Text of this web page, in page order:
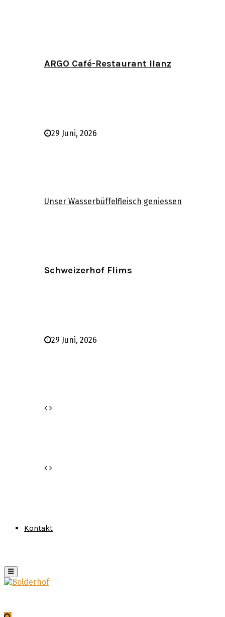
ARGO Café-Restaurant Ilanz
29 Juni, 2026
Unser Wasserbüffelfleisch geniessen
Schweizerhof Flims
29 Juni, 2026
Kontakt
Primary
Menu